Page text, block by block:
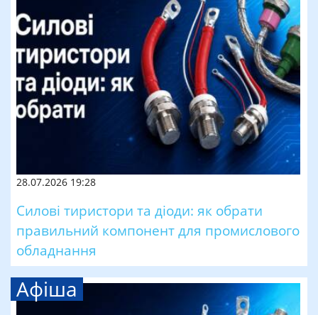
28.07.2026 19:28
Силові тиристори та діоди: як обрати
правильний компонент для промислового
обладнання
Афіша